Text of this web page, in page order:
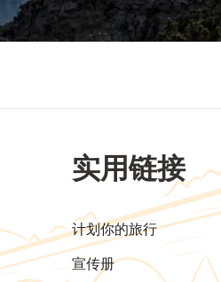
实用链接
计划你的旅行
宣传册